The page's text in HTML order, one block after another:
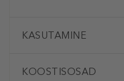
KASUTAMINE
KOOSTISOSAD